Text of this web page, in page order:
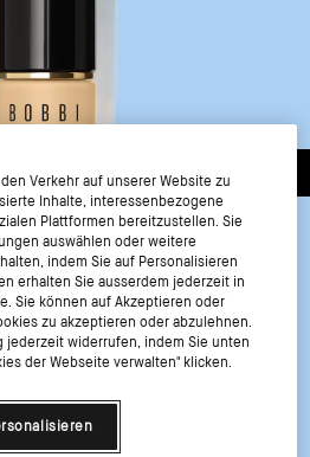
SPF 15
Verkehr auf unserer Website zu
Inhalte, interessenbezogene
Plattformen bereitzustellen. Sie
auswählen oder weitere
indem Sie auf Personalisieren
erhalten Sie ausserdem jederzeit in
Sie können auf Akzeptieren oder
zu akzeptieren oder abzulehnen.
jederzeit widerrufen, indem Sie unten
der Webseite verwalten" klicken.